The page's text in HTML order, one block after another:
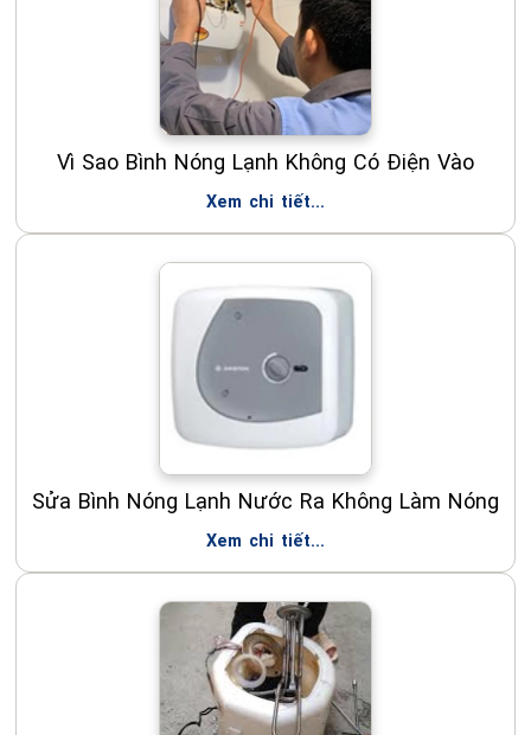
Vì Sao Bình Nóng Lạnh Không Có Điện Vào
Xem chi tiết...
Sửa Bình Nóng Lạnh Nước Ra Không Làm Nóng
Xem chi tiết...